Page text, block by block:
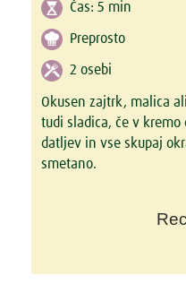
Čas: 5 min
Preprosto
2 osebi
Okusen zajtrk, malica
tudi sladica, če v kremo
datljev in vse skupaj
smetano.